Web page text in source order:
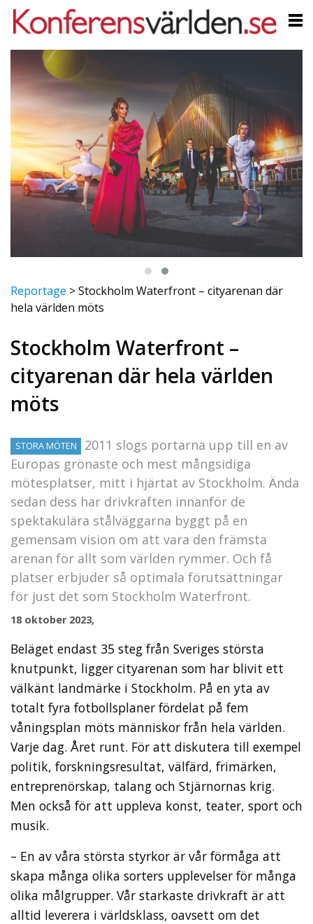
Reportage >Stockholm Waterfront – cityarenan där
hela världen möts
Stockholm Waterfront –
cityarenan där hela världen
möts
STORA MÖTEN
2011 slogs portarna upp till en av
Europas grönaste och mest mångsidiga
mötesplatser, mitt i hjärtat av Stockholm. Ända
sedan dess har drivkraften innanför de
spektakulära stålväggarna byggt på en
gemensam vision om att vara den främsta
arenan för allt som världen rymmer. Och få
platser erbjuder så optimala förutsättningar
för just det som Stockholm Waterfront.
18 oktober 2023,
Beläget endast 35 steg från Sveriges största
knutpunkt, ligger cityarenan som har blivit ett
välkänt landmärke i Stockholm. På en yta av
totalt fyra fotbollsplaner fördelat på fem
våningsplan möts människor från hela världen.
Varje dag. Året runt. För att diskutera till exempel
politik, forskningsresultat, välfärd, frimärken,
entreprenörskap, talang och Stjärnornas krig.
Men också för att uppleva konst, teater, sport och
musik.
– En av våra största styrkor är vår förmåga att
skapa många olika sorters upplevelser för många
olika målgrupper. Vår starkaste drivkraft är att
alltid leverera i världsklass, oavsett om det